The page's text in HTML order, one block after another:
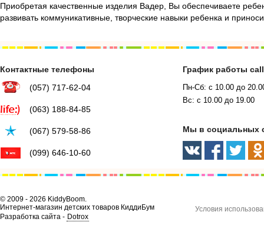
Приобретая качественные изделия Вадер, Вы обеспечиваете
развивать коммуникативные, творческие навыки ребенка и
Контактные телефоны
(057) 717-62-04
(063) 188-84-85
(067) 579-58-86
(099) 646-10-60
График работы
Пн-Сб: с 10.00 до
Вс: с 10.00 до 19.00
Мы в социальных
© 2009 - 2026 KiddyBoom.
Интернет-магазин детских товаров КиддиБум
Разработка сайта - Dotrox
Условия